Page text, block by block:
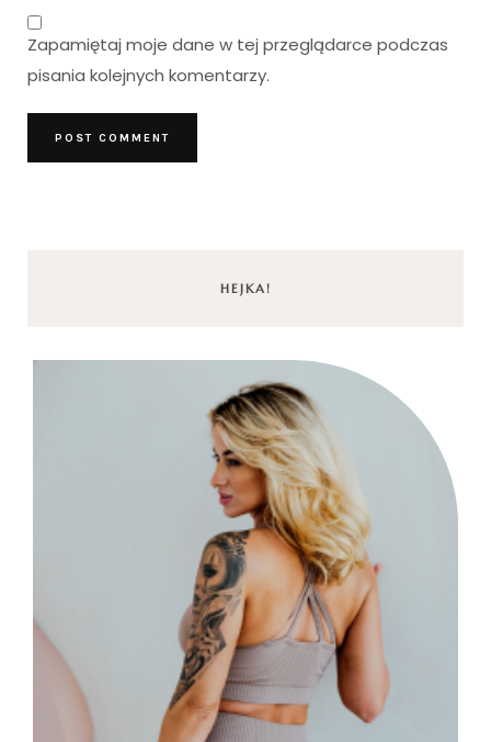
Zapamiętaj moje dane w tej przeglądarce podczas
pisania kolejnych komentarzy.
HEJKA!